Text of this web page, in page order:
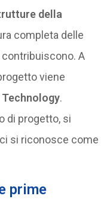
della
completa delle
A
viene
Technology.
di progetto, si
si riconosce come
prime